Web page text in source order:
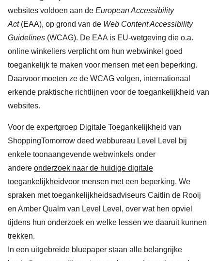
websites voldoen aan de European Accessibility
Act(EAA), op grond van de Web Content Accessibility
Guidelines (WCAG). De EAA is EU-wetgeving die o.a.
online winkeliers verplicht om hun webwinkel goed
toegankelijk te maken voor mensen met een beperking.
Daarvoor moeten ze de WCAG volgen, internationaal
erkende praktische richtlijnen voor de toegankelijkheid van
websites.
Voor de expertgroep Digitale Toegankelijkheid van
ShoppingTomorrow deed webbureau Level Level bij
enkele toonaangevende webwinkels onder
andere onderzoek naar de huidige digitale
toegankelijkheidvoor mensen met een beperking. We
spraken met toegankelijkheidsadviseurs Caitlin de Rooij
en Amber Qualm van Level Level, over wat hen opviel
tijdens hun onderzoek en welke lessen we daaruit kunnen
trekken.
In een uitgebreide bluepaper staan alle belangrijke